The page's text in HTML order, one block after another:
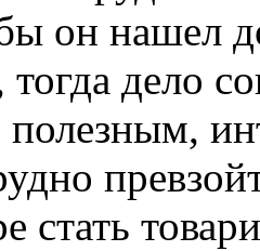
он нашел
тогда дело
полезным,
стать